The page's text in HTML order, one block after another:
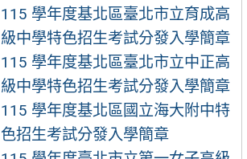
115 學年度基北區臺北市立育成高
級中學特色招生考試分發入學簡章
115 學年度基北區臺北市立中正高
級中學特色招生考試分發入學簡章
115 學年度基北區國立海大附中特
色招生考試分發入學簡章